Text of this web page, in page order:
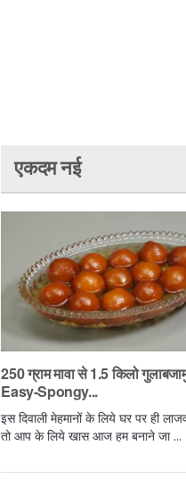
एकदम नई
250 ग्राम मावा से 1.5 किलो
Easy-Spongy...
इस दिवाली मेहमानों के लिये घर पर ही
तो आप के लिये खास आज हम बनाने जा ...